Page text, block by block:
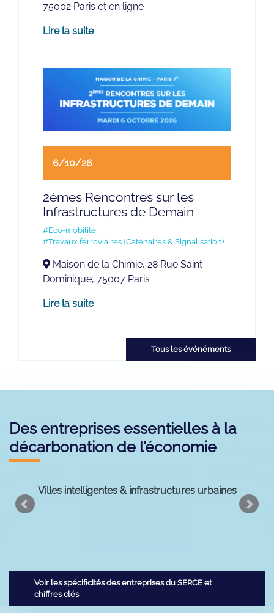
75002 Paris et en ligne
Lire la suite
6/10/26
2èmes Rencontres sur les
Infrastructures de Demain
#Eco-mobilité
#Travaux ferroviaires (Caténaires & Signalisation)
Maison de la Chimie, 28 Rue Saint-
Dominique, 75007 Paris
Lire la suite
Tous les événéments
Des entreprises essentielles à la
décarbonation de l’économie
Villes intelligentes & infrastructures urbaines
Voir les spécificités des entreprises du SERCE et
chiffres clés